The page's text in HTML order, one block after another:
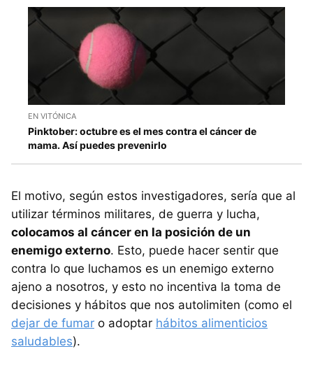
EN VITÓNICA
Pinktober: octubre es el mes contra el cáncer de
mama. Así puedes prevenirlo
El motivo, según estos investigadores, sería que al
utilizar términos militares, de guerra y lucha,
colocamos al cáncer en la posición de un
enemigo externo. Esto, puede hacer sentir que
contra lo que luchamos es un enemigo externo
ajeno a nosotros, y esto no incentiva la toma de
decisiones y hábitos que nos autolimiten (como el
dejar de fumar o adoptar hábitos alimenticios
saludables).